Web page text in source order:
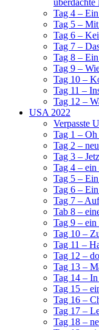
überdachte
Tag 4 –
Tag 5 –
Tag 6 –
Tag 7 –
Tag 8 –
Tag 9 –
Tag 10 –
Tag 11 –
Tag 12 –
USA 2022
Verpasste
Tag 1 – Oh
Tag 2 –
Tag 3 –
Tag 4 – ein
Tag 5 –
Tag 6 –
Tag 7 –
Tab 8 –
Tag 9 –
Tag 10 –
Tag 11 –
Tag 12 –
Tag 13 –
Tag 14 –
Tag 15 –
Tag 16 –
Tag 17 –
Tag 18 –